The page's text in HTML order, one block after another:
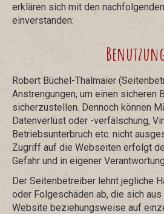
erklären sich mit den
einverstanden:
Robert Büchel-Thalmaier
Anstrengungen, um einen sicheren
sicherzustellen. Dennoch können
Datenverlust oder -verfälschung,
Betriebsunterbruch etc. nicht
Zugriff auf die Webseiten erfolgt
Gefahr und in eigener
Der Seitenbetreiber lehnt jegliche
oder Folgeschäden ab, die sich
Website beziehungsweise auf